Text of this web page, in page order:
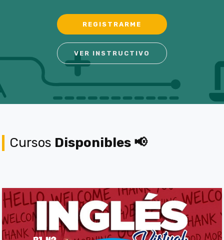
REGISTRARME
VER INSTRUCTIVO
Cursos Disponibles 📢